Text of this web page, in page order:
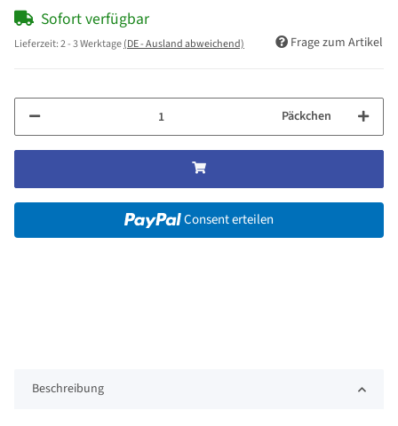
Sofort verfügbar
Lieferzeit:2 - 3 Werktage(DE - Ausland abweichend) Frage zum Artikel
Päckchen
Consent erteilen
Beschreibung